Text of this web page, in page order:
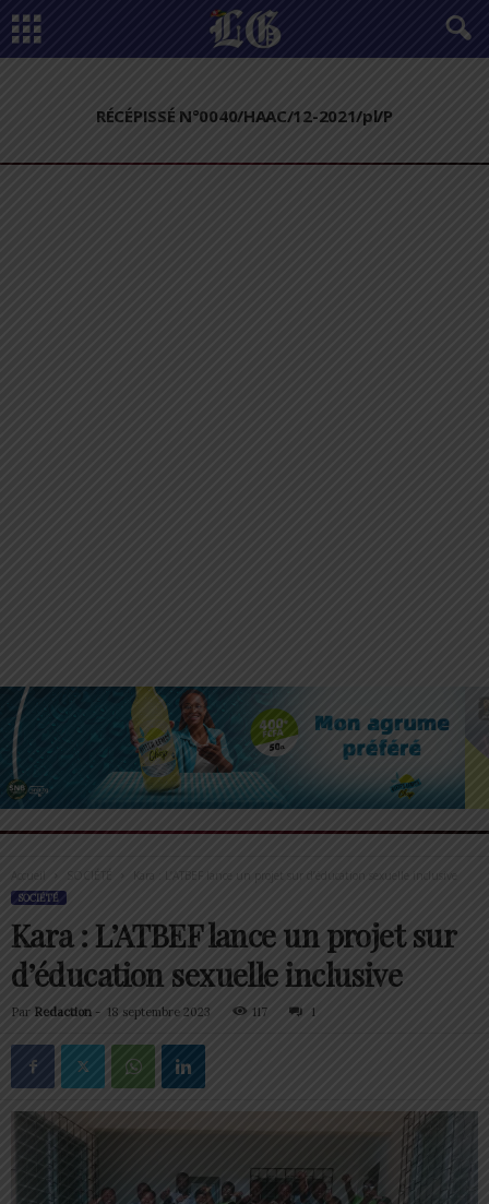
RÉCÉPISSÉ N°0040/HAAC/12-2021/pl/P
Accueil Kara : L’ATBEF lance un projet sur d’éducation sexuelle inclusive
SOCIÉTÉ
Kara : L’ATBEF lance un projet sur
d’éducation sexuelle inclusive
Par Redaction - 18 septembre 2023 117 1